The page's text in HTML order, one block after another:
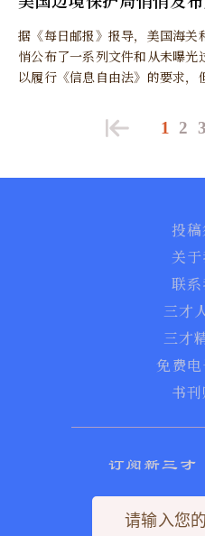
据《每日邮报》报导，美国海
悄公布了一系列文件和从未曝光
以履行《信息自由法》的要求
1 2 3
投
关
联
三才
三才
免费
书
订阅新三才